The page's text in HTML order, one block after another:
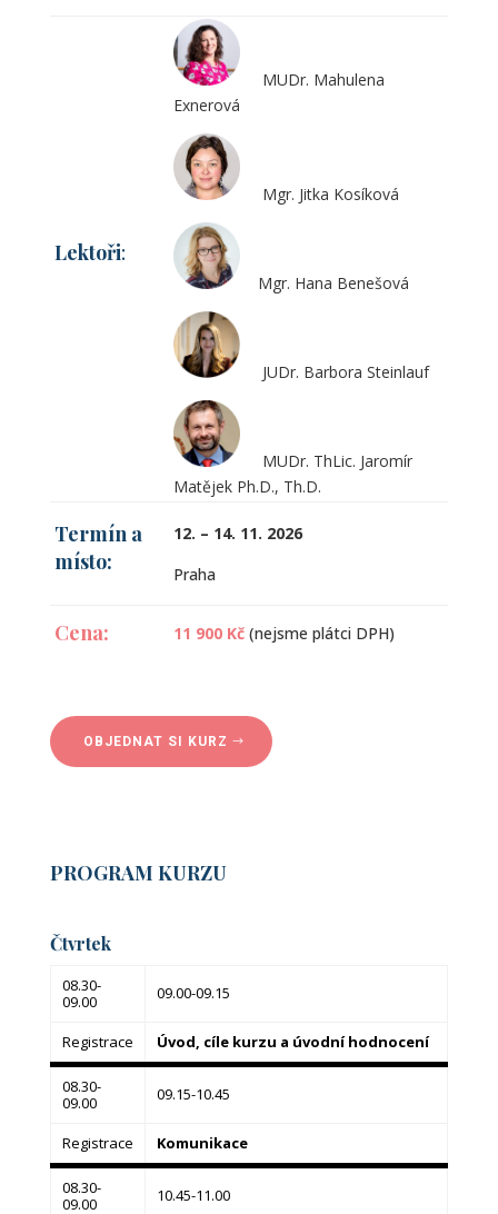
Lektoři:
MUDr. Mahulena
Exnerová
Mgr. Jitka Kosíková
Mgr. Hana Benešová
JUDr. Barbora Steinlauf
MUDr. ThLic. Jaromír
Matějek Ph.D., Th.D.
Termín a
místo:
12. – 14. 11. 2026
Praha
Cena: 11 900 Kč (nejsme plátci DPH)
OBJEDNAT SI KURZ
PROGRAM KURZU
Čtvrtek
08.30-
09.00
09.00-09.15
Registrace Úvod, cíle kurzu a úvodní hodnocení
08.30-
09.00
09.15-10.45
Registrace Komunikace
08.30-
09.00
10.45-11.00